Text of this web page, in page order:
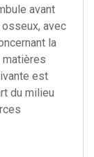
avant
osseux, avec
la
matières
est
du milieu